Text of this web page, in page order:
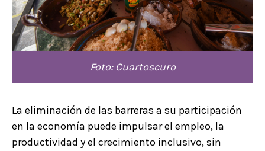
Foto: Cuartoscuro
La eliminación de las barreras a su participación
en la economía puede impulsar el empleo, la
productividad y el crecimiento inclusivo, sin